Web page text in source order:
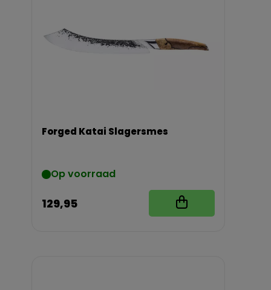
Forged Katai Slagersmes
Op voorraad
129,95